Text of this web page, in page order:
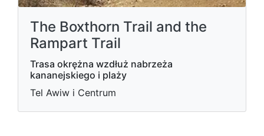
The Boxthorn Trail and the
Rampart Trail
Trasa okrężna wzdłuż nabrzeża
kananejskiego i plaży
Tel Awiw i Centrum